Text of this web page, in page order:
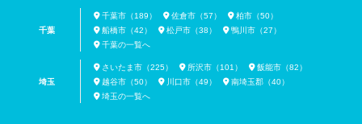
千葉
千葉市（189） 佐倉市（57）
柏市（50）
船橋市（42）
松戸市（38）
鴨川市（27）
千葉の一覧へ
埼玉
さいたま市（225） 所沢市（101）
飯能市（82）
越谷市（50）
川口市（49）
南埼玉郡（40）
埼玉の一覧へ